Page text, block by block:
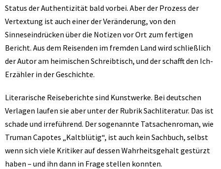
Status der Authentizität bald vorbei. Aber der Prozess der
Vertextung ist auch einer der Veränderung, von den
Sinneseindrücken über die Notizen vor Ort zum fertigen
Bericht. Aus dem Reisenden im fremden Land wird schließlich
der Autor am heimischen Schreibtisch, und der schafft den Ich-
Erzähler in der Geschichte.
Literarische Reiseberichte sind Kunstwerke. Bei deutschen
Verlagen laufen sie aber unter der Rubrik Sachliteratur. Das ist
schade und irreführend. Der sogenannte Tatsachenroman, wie
Truman Capotes „Kaltblütig“, ist auch kein Sachbuch, selbst
wenn sich viele Kritiker auf dessen Wahrheitsgehalt gestürzt
haben – und ihn dann in Frage stellen konnten.